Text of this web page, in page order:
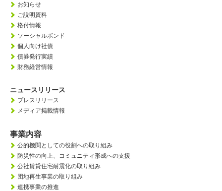
お知らせ
ご説明資料
格付情報
ソーシャルボンド
個人向け社債
債券発行実績
財務経営情報
ニュースリリース
プレスリリース
メディア掲載情報
事業内容
公的機関としての役割への取り組み
防災性の向上、 コミュニティ形成への支援
公社賃貸住宅耐震化の取り組み
団地再生事業の取り組み
連携事業の推進